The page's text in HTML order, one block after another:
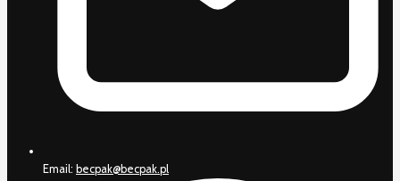
Email: becpak@becpak.pl